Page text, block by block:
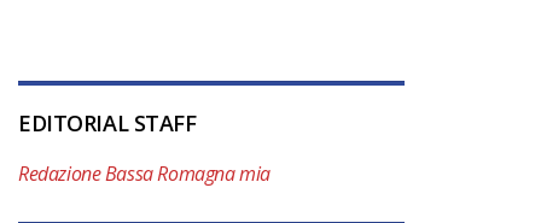
EDITORIAL STAFF
Redazione Bassa Romagna mia